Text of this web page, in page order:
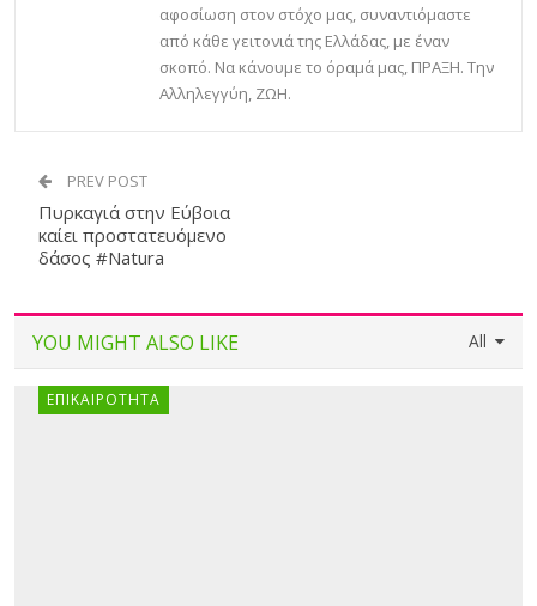
αφοσίωση στον στόχο μας, συναντιόμαστε
από κάθε γειτονιά της Ελλάδας, με έναν
σκοπό. Να κάνουμε το όραμά μας, ΠΡΑΞΗ. Την
Αλληλεγγύη, ΖΩΗ.
PREV POST
Πυρκαγιά στην Εύβοια
καίει προστατευόμενο
δάσος #Natura
All
YOU MIGHT ALSO LIKE
ΕΠΙΚΑΙΡΌΤΗΤΑ